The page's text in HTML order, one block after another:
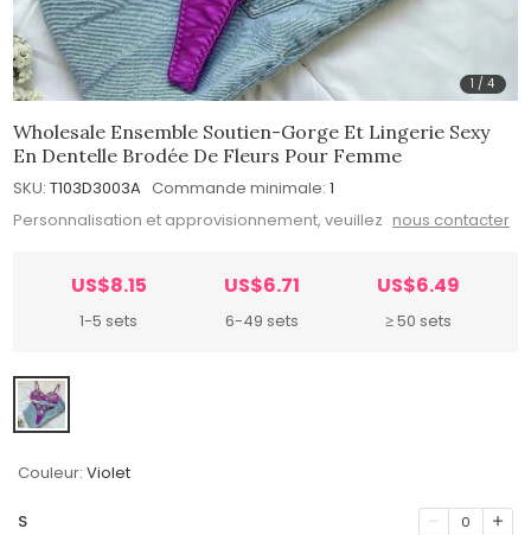
1 /4
Wholesale Ensemble Soutien-Gorge Et Lingerie Sexy
En Dentelle Brodée De Fleurs Pour Femme
SKU: T103D3003A Commande minimale: 1
Personnalisation et approvisionnement, veuillez nous contacter
US$8.15
1-5 sets
US$6.71
6-49 sets
US$6.49
≥ 50 sets
Couleur: Violet
S 0